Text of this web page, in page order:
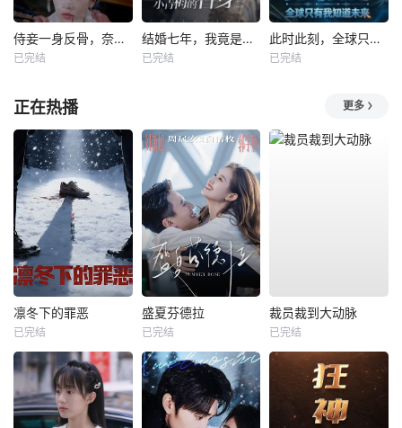
侍妾一身反骨，奈何侯爷只宠长公主
已完结
结婚七年，我竟是老公小青梅的替身
已完结
此时此刻，全球只有我知道未来
已完结
正在热播 更多
凛冬下的罪恶
已完结
盛夏芬德拉
已完结
裁员裁到大动脉
已完结